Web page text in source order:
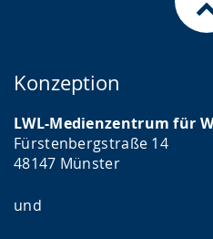
Konzeption
LWL-Medienzentrum für
Fürstenbergstraße 14
48147 Münster
und